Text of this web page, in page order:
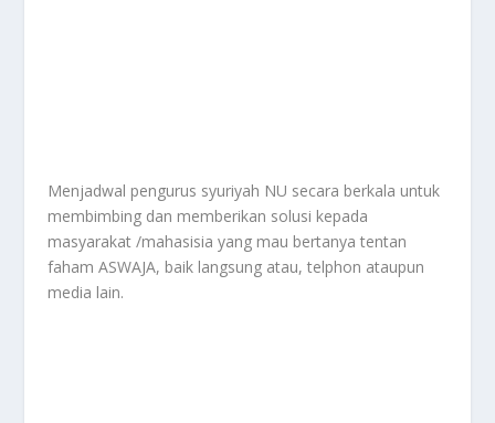
Menjadwal pengurus syuriyah NU secara berkala untuk
membimbing dan memberikan solusi kepada
masyarakat /mahasisia yang mau bertanya tentan
faham ASWAJA, baik langsung atau, telphon ataupun
media lain.